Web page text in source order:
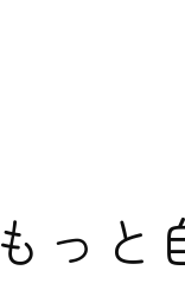
もっと
そ
もっと